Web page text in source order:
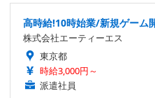
高時給!10時始業/新規ゲー
株式会社エーティーエス
東京都
時給3,000円～
派遣社員